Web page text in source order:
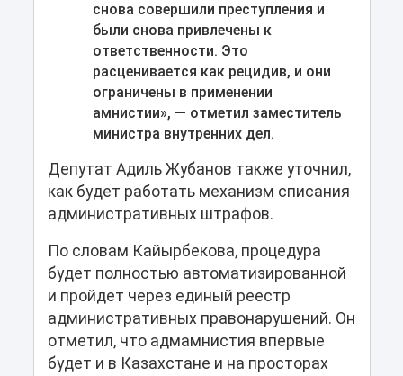
снова совершили преступления и
были снова привлечены к
ответственности. Это
расценивается как рецидив, и они
ограничены в применении
амнистии», — отметил заместитель
министра внутренних дел.
Депутат Адиль Жубанов также уточнил,
как будет работать механизм списания
административных штрафов.
По словам Кайырбекова, процедура
будет полностью автоматизированной
и пройдет через единый реестр
административных правонарушений. Он
отметил, что адмамнистия впервые
будет и в Казахстане и на просторах